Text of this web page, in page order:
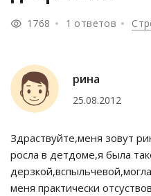
1768 1 ответов
рина
25.08.2012
Здраствуйте,меня зовут
росла в детдоме,я была
меня практически